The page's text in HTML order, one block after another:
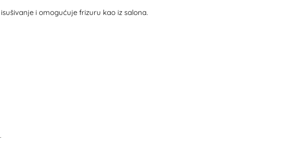
i omogućuje frizuru kao iz salona.